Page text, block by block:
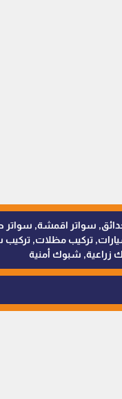
جلسات, برجولات حدائق,
تركيب مظلات, تركيب
زراعية, شبوك أمنية